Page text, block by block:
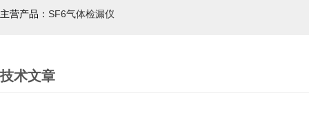
主营产品： SF6气体检漏仪
技术文章